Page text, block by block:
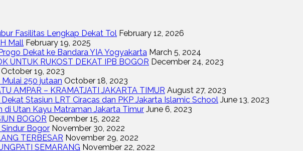
Fasilitas Lengkap Dekat Tol February 12, 2026
Mall February 19, 2025
Dekat ke Bandara YIA Yogyakarta March 5, 2024
UNTUK RUKOST DEKAT IPB BOGOR December 24, 2023
October 19, 2023
250 jutaan October 18, 2023
AMPAR – KRAMATJATI JAKARTA TIMUR August 27, 2023
Stasiun LRT Ciracas dan PKP Jakarta Islamic School June 13, 2023
di Utan Kayu Matraman Jakarta Timur June 6, 2023
BOGOR December 15, 2022
Bogor November 30, 2022
TERBESAR November 29, 2022
SEMARANG November 22, 2022